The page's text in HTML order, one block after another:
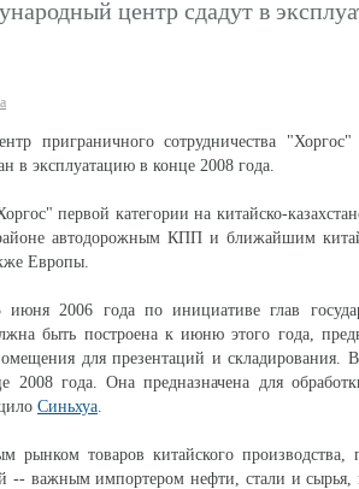
центр сдадут в
приграничного сотрудничества
в эксплуатацию в конце 2008 года.
первой категории на китайско-
автодорожным КПП и ближайшим
Европы.
июня 2006 года по инициативе глав
быть построена к июню этого года,
для презентаций и складирования.
2008 года. Она предназначена для
Синьхуа.
товаров китайского производства,
-- важным импортером нефти, стали и сырья,